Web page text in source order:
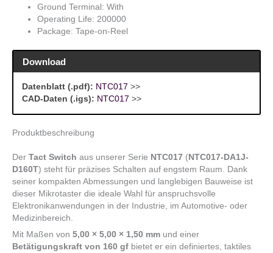
Ground Terminal: With
Operating Life: 200000
Package: Tape-on-Reel
Download
Datenblatt (.pdf): NTC017 >>
CAD-Daten (.igs): NTC017 >>
Produktbeschreibung
Der Tact Switch aus unserer Serie NTC017 (NTC017-DA1J-
D160T) steht für präzises Schalten auf engstem Raum. Dank
seiner kompakten Abmessungen und langlebigen Bauweise ist
dieser Mikrotaster die ideale Wahl für anspruchsvolle
Elektronikanwendungen in der Industrie, im Automotive- oder
Medizinbereich.
Mit Maßen von 5,00 × 5,00 × 1,50 mm und einer
Betätigungskraft von 160 gf bietet er ein definiertes, taktiles